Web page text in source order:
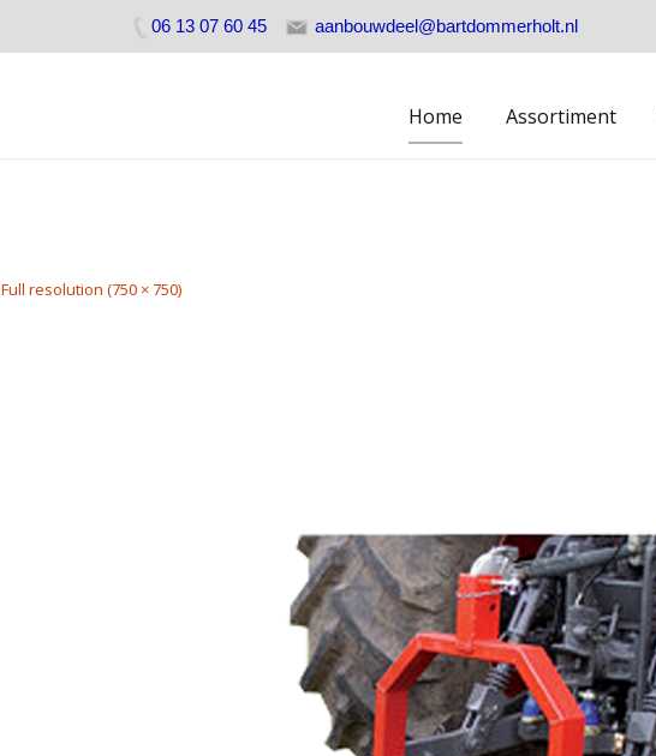
06 13 07 60 45 aanbouwdeel@bartdommerholt.nl
content
Home Assortiment
Full resolution (750 × 750)